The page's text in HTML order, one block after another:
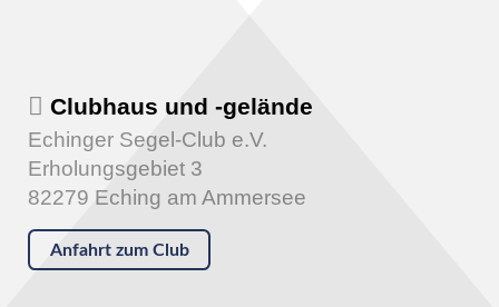
Clubhaus und -gelände
Echinger Segel-Club e.V.
Erholungsgebiet 3
82279 Eching am Ammersee
Anfahrt zum Club